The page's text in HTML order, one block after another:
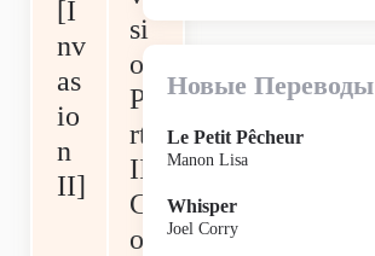
[I
nv
as
io
n
II]
si
on
Pa
rt
II:
C
on
Новые Переводы
Le Petit Pêcheur
Manon Lisa
Whisper
Joel Corry